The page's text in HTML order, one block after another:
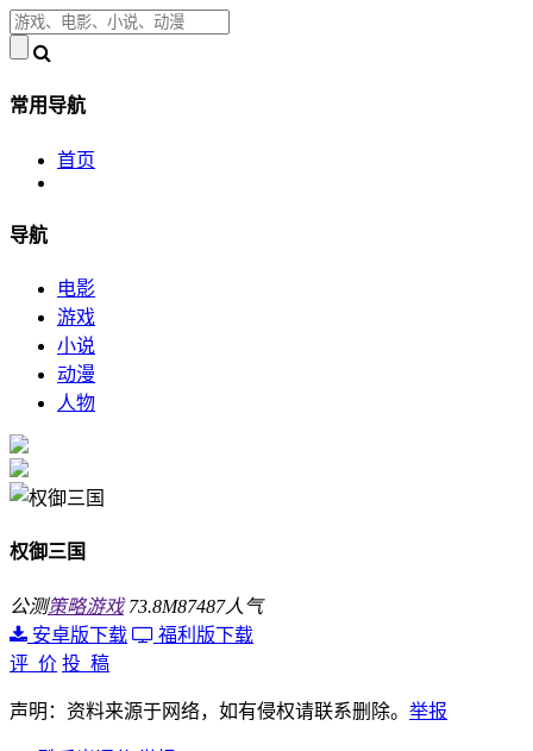
常用导航
首页
导航
电影
游戏
小说
动漫
人物
权御三国
公测策略游戏 73.8M87487人气
安卓版下载
福利版下载
评 价 投 稿
声明：资料来源于网络，如有侵权请联系删除。 举报